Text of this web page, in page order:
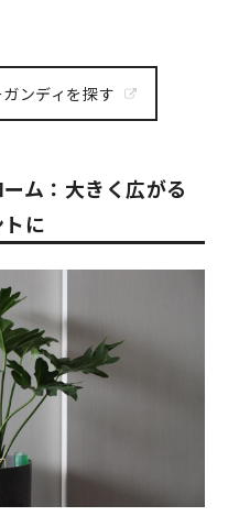
ンディを探す
ム：大きく広がる
に